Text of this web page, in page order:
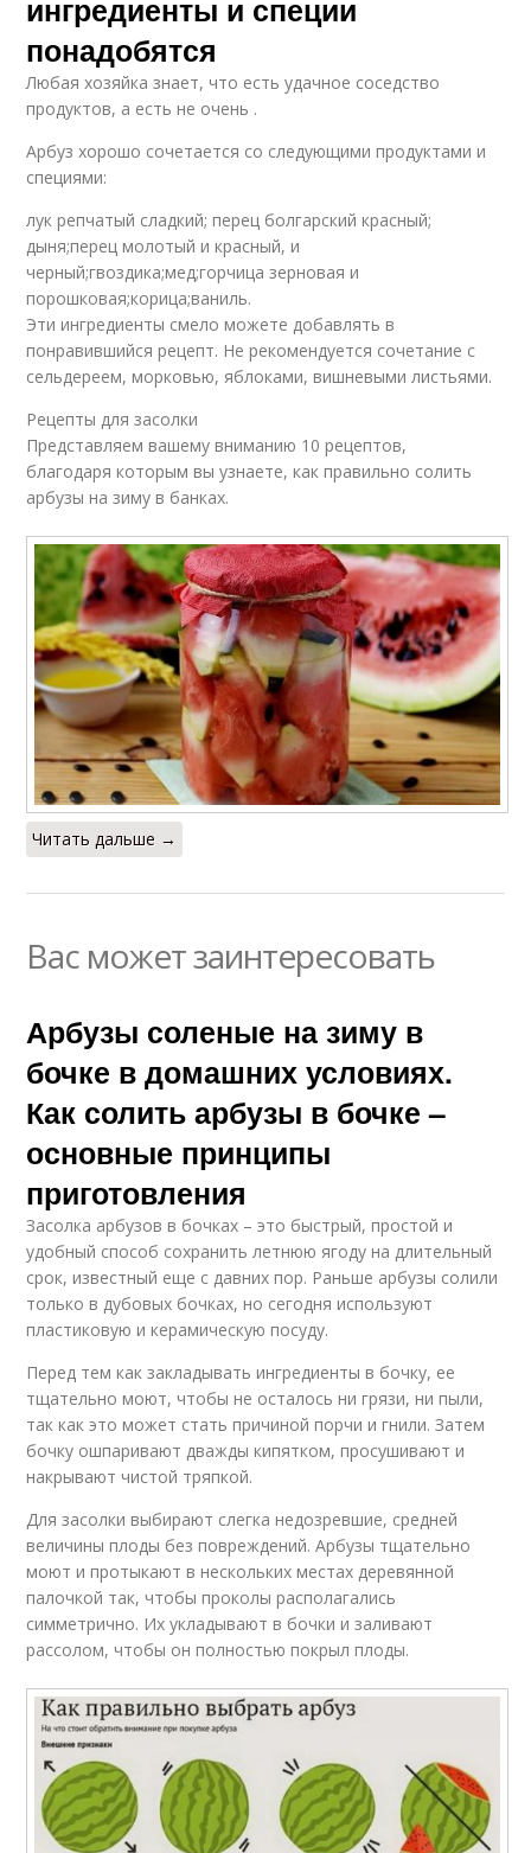
ингредиенты и специи
понадобятся
Любая хозяйка знает, что есть удачное соседство
продуктов, а есть не очень .
Арбуз хорошо сочетается со следующими продуктами и
специями:
лук репчатый сладкий; перец болгарский красный;
дыня;перец молотый и красный, и
черный;гвоздика;мед;горчица зерновая и
порошковая;корица;ваниль.
Эти ингредиенты смело можете добавлять в
понравившийся рецепт. Не рекомендуется сочетание с
сельдереем, морковью, яблоками, вишневыми листьями.
Рецепты для засолки
Представляем вашему вниманию 10 рецептов,
благодаря которым вы узнаете, как правильно солить
арбузы на зиму в банках.
Читать дальше →
Вас может заинтересовать
Арбузы соленые на зиму в
бочке в домашних условиях.
Как солить арбузы в бочке –
основные принципы
приготовления
Засолка арбузов в бочках – это быстрый, простой и
удобный способ сохранить летнюю ягоду на длительный
срок, известный еще с давних пор. Раньше арбузы солили
только в дубовых бочках, но сегодня используют
пластиковую и керамическую посуду.
Перед тем как закладывать ингредиенты в бочку, ее
тщательно моют, чтобы не осталось ни грязи, ни пыли,
так как это может стать причиной порчи и гнили. Затем
бочку ошпаривают дважды кипятком, просушивают и
накрывают чистой тряпкой.
Для засолки выбирают слегка недозревшие, средней
величины плоды без повреждений. Арбузы тщательно
моют и протыкают в нескольких местах деревянной
палочкой так, чтобы проколы располагались
симметрично. Их укладывают в бочки и заливают
рассолом, чтобы он полностью покрыл плоды.